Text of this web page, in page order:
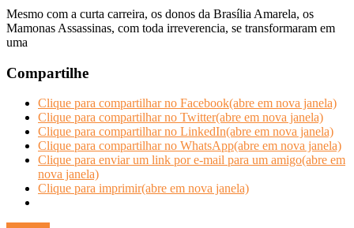
Mesmo com a curta carreira, os donos da Brasília Amarela, os
Mamonas Assassinas, com toda irreverencia, se transformaram em
uma
Compartilhe
Clique para compartilhar no Facebook(abre em nova janela)
Clique para compartilhar no Twitter(abre em nova janela)
Clique para compartilhar no LinkedIn(abre em nova janela)
Clique para compartilhar no WhatsApp(abre em nova janela)
Clique para enviar um link por e-mail para um amigo(abre em
nova janela)
Clique para imprimir(abre em nova janela)